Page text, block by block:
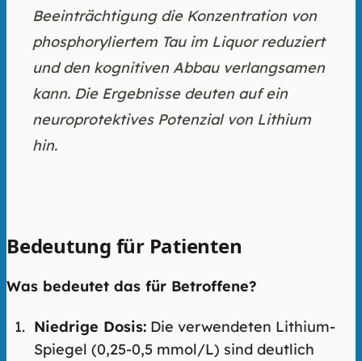
Beeinträchtigung die Konzentration von
phosphoryliertem Tau im Liquor reduziert
und den kognitiven Abbau verlangsamen
kann. Die Ergebnisse deuten auf ein
neuroprotektives Potenzial von Lithium
hin.
Bedeutung für Patienten
Was bedeutet das für Betroffene?
Niedrige Dosis: Die verwendeten Lithium-
Spiegel (0,25-0,5 mmol/L) sind deutlich